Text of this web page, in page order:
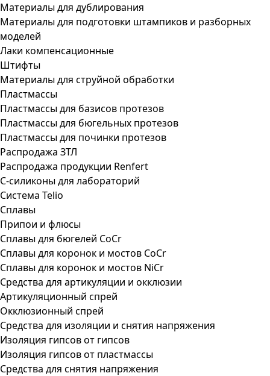
Материалы для дублирования
Материалы для подготовки штампиков и разборных
моделей
Лаки компенсационные
Штифты
Материалы для струйной обработки
Пластмассы
Пластмассы для базисов протезов
Пластмассы для бюгельных протезов
Пластмассы для починки протезов
Распродажа ЗТЛ
Распродажа продукции Renfert
С-силиконы для лабораторий
Система Telio
Сплавы
Припои и флюсы
Сплавы для бюгелей CoCr
Сплавы для коронок и мостов CoCr
Сплавы для коронок и мостов NiCr
Средства для артикуляции и окклюзии
Артикуляционный спрей
Окклюзионный спрей
Средства для изоляции и снятия напряжения
Изоляция гипсов от гипсов
Изоляция гипсов от пластмассы
Средства для снятия напряжения